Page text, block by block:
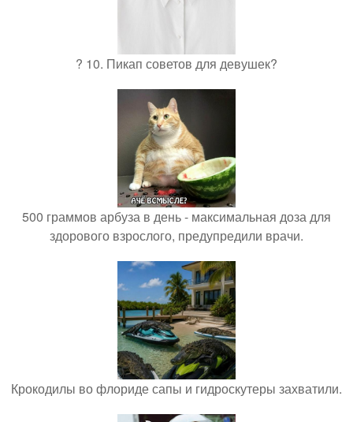
? 10. Пикап советов для девушек?
500 граммов арбуза в день - максимальная доза для
здорового взрослого, предупредили врачи.
Крокодилы во флориде сапы и гидроскутеры захватили.